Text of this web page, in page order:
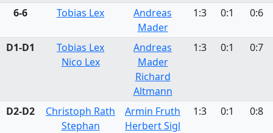
6-6
Tobias Lex
Andreas
Mader
1:3 0:1 0:6
D1-D1
Tobias Lex
Nico Lex
Andreas
Mader
Richard
Altmann
1:3 0:1 0:7
D2-D2
Christoph Rath
Stephan
Armin Fruth
Herbert Sigl
1:3 0:1 0:8